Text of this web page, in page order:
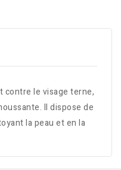
contre le visage terne,
Il dispose de
la peau et en la